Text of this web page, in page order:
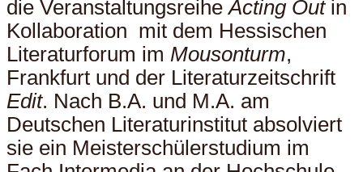
die VeranstaltungsreiheActing Outin
Kollaboration mit dem Hessischen
Literaturforum im Mousonturm,
Frankfurt und der Literaturzeitschrift
Edit. Nach B.A. und M.A. am
Deutschen Literaturinstitut absolviert
sie ein Meisterschülerstudium im